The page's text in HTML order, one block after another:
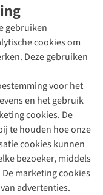
gebruiken
cookies om
Deze gebruiken
voor het
en het gebruik
cookies. De
te houden hoe onze
cookies kunnen
bezoeker, middels
marketing cookies
advertenties.